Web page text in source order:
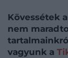
Kövessétek
nem
vagyunk a